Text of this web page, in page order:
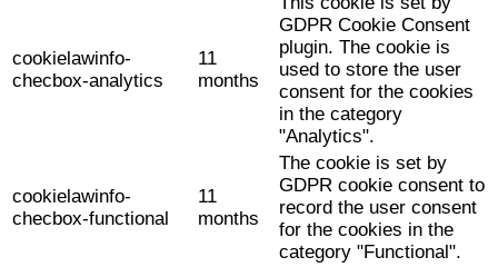
cookielawinfo-
checbox-analytics
11
months
GDPR Cookie Consent
plugin. The cookie is
used to store the user
consent for the cookies
in the category
"Analytics".
cookielawinfo-
checbox-functional
11
months
The cookie is set by
GDPR cookie consent to
record the user consent
for the cookies in the
category "Functional".